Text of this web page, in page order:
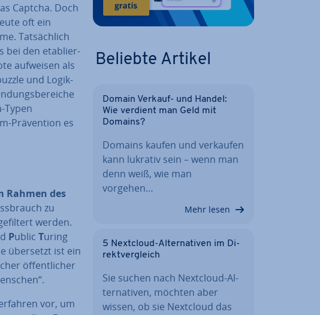
Captcha. Doch
oft ein
Tat­säch­lich
bei den eta­blier­
aufweisen als
und Logik-
Typen
Prä­ven­ti­on es
Rahmen des
zu
werden.
Public Turing
übersetzt ist ein
öf­fent­li­cher
vor, um
Beliebte Artikel
Domain Verkauf- und Handel:
Wie verdient man Geld mit
Domains?
Domains kaufen und verkaufen
kann lukrativ sein – wenn man
denn weiß, wie man
vorgehen…
Mehr lesen
5 Nextcloud-Al­ter­na­ti­ven im Di­
rekt­ver­gleich
Sie suchen nach Nextcloud-Al­
ter­na­ti­ven, möchten aber
wissen, ob sie Nextcloud das